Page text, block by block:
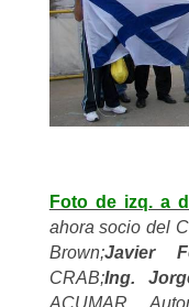
Foto de izq. a
ahora socio del
Brown;Javier
CRAB;Ing.
ACUMAR